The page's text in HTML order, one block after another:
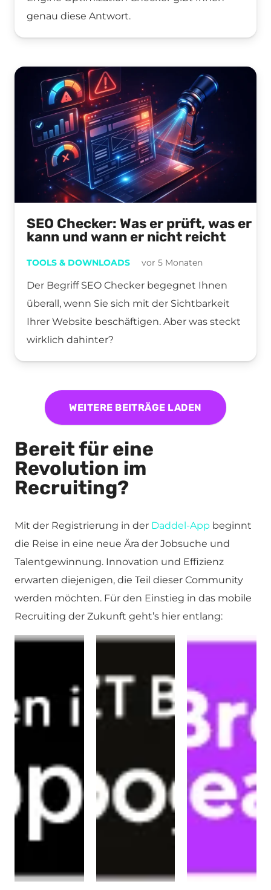
genau diese Antwort.
SEO Checker: Was er prüft, was er
kann und wann er nicht reicht
TOOLS & DOWNLOADS vor 5 Monaten
Der Begriff SEO Checker begegnet Ihnen
überall, wenn Sie sich mit der Sichtbarkeit
Ihrer Website beschäftigen. Aber was steckt
wirklich dahinter?
WEITERE BEITRÄGE LADEN
Bereit für eine
Revolution im
Recruiting?
Mit der Registrierung in der Daddel-App beginnt
die Reise in eine neue Ära der Jobsuche und
Talentgewinnung. Innovation und Effizienz
erwarten diejenigen, die Teil dieser Community
werden möchten. Für den Einstieg in das mobile
Recruiting der Zukunft geht’s hier entlang: